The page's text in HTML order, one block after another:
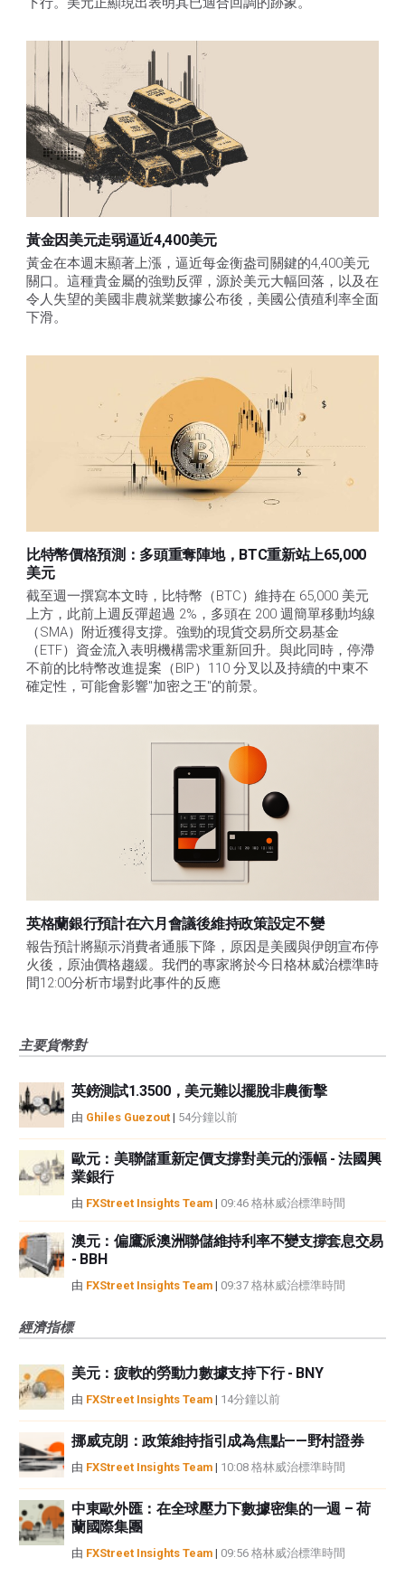
黃金因美元走弱逼近4,400美元
黃金在本週末顯著上漲，逼近每金衡盎司關鍵的4,400美元
關口。這種貴金屬的強勁反彈，源於美元大幅回落，以及在
令人失望的美國非農就業數據公布後，美國公債殖利率全面
下滑。
比特幣價格預測：多頭重奪陣地，BTC重新站上65,000
美元
截至週一撰寫本文時，比特幣（BTC）維持在 65,000 美元
上方，此前上週反彈超過 2%，多頭在 200 週簡單移動均線
（SMA）附近獲得支撐。強勁的現貨交易所交易基金
（ETF）資金流入表明機構需求重新回升。與此同時，停滯
不前的比特幣改進提案（BIP）110 分叉以及持續的中東不
確定性，可能會影響"加密之王"的前景。
英格蘭銀行預計在六月會議後維持政策設定不變
報告預計將顯示消費者通脹下降，原因是美國與伊朗宣布停
火後，原油價格趨緩。我們的專家將於今日格林威治標準時
間12:00分析市場對此事件的反應
主要貨幣對
英鎊測試1.3500，美元難以擺脫非農衝擊
由 Ghiles Guezout | 54分鐘以前
歐元：美聯儲重新定價支撐對美元的漲幅 - 法國興
業銀行
由 FXStreet Insights Team | 09:46 格林威治標準時間
澳元：偏鷹派澳洲聯儲維持利率不變支撐套息交易
- BBH
由 FXStreet Insights Team | 09:37 格林威治標準時間
經濟指標
美元：疲軟的勞動力數據支持下行 - BNY
由 FXStreet Insights Team | 14分鐘以前
挪威克朗：政策維持指引成為焦點——野村證券
由 FXStreet Insights Team | 10:08 格林威治標準時間
中東歐外匯：在全球壓力下數據密集的一週 – 荷
蘭國際集團
由 FXStreet Insights Team | 09:56 格林威治標準時間